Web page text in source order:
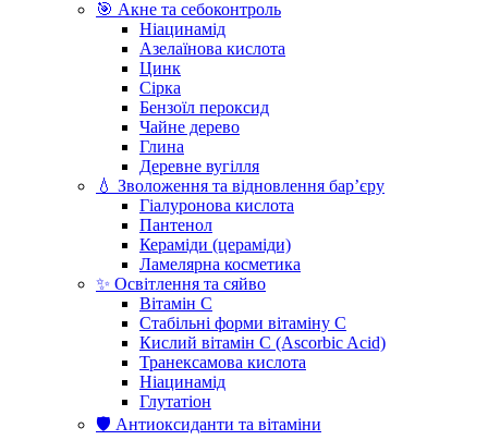
🎯 Акне та себоконтроль
Ніацинамід
Азелаїнова кислота
Цинк
Сірка
Бензоїл пероксид
Чайне дерево
Глина
Деревне вугілля
💧 Зволоження та відновлення бар’єру
Гіалуронова кислота
Пантенол
Кераміди (цераміди)
Ламелярна косметика
✨ Освітлення та сяйво
Вітамін С
Стабільні форми вітаміну С
Кислий вітамін С (Ascorbic Acid)
Транексамова кислота
Ніацинамід
Глутатіон
🛡️ Антиоксиданти та вітаміни